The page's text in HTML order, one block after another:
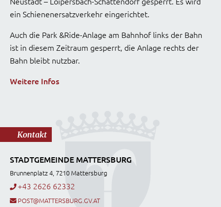
ein Schienenersatzverkehr eingerichtet.
Auch die Park &Ride-Anlage am Bahnhof links der Bahn
ist in diesem Zeitraum gesperrt, die Anlage rechts der
Bahn bleibt nutzbar.
Weitere Infos
Kontakt
STADTGEMEINDE MATTERSBURG
Brunnenplatz 4, 7210 Mattersburg
+43 2626 62332
POST@MATTERSBURG.GV.AT